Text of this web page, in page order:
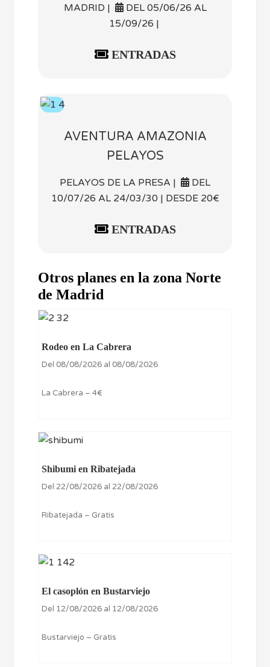
MADRID |
DEL 05/06/26 AL
15/09/26 |
ENTRADAS
AVENTURA AMAZONIA
PELAYOS
PELAYOS DE LA PRESA |
DEL
10/07/26 AL 24/03/30 | DESDE 20€
ENTRADAS
Otros planes en la zona Norte
de Madrid
Rodeo en La Cabrera
Del 08/08/2026 al 08/08/2026
La Cabrera – 4€
Shibumi en Ribatejada
Del 22/08/2026 al 22/08/2026
Ribatejada – Gratis
El casoplón en Bustarviejo
Del 12/08/2026 al 12/08/2026
Bustarviejo – Gratis